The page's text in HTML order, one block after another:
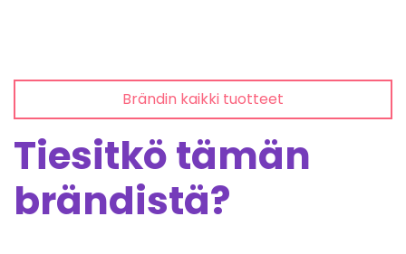
Brändin kaikki tuotteet
Tiesitkö tämän
brändistä?